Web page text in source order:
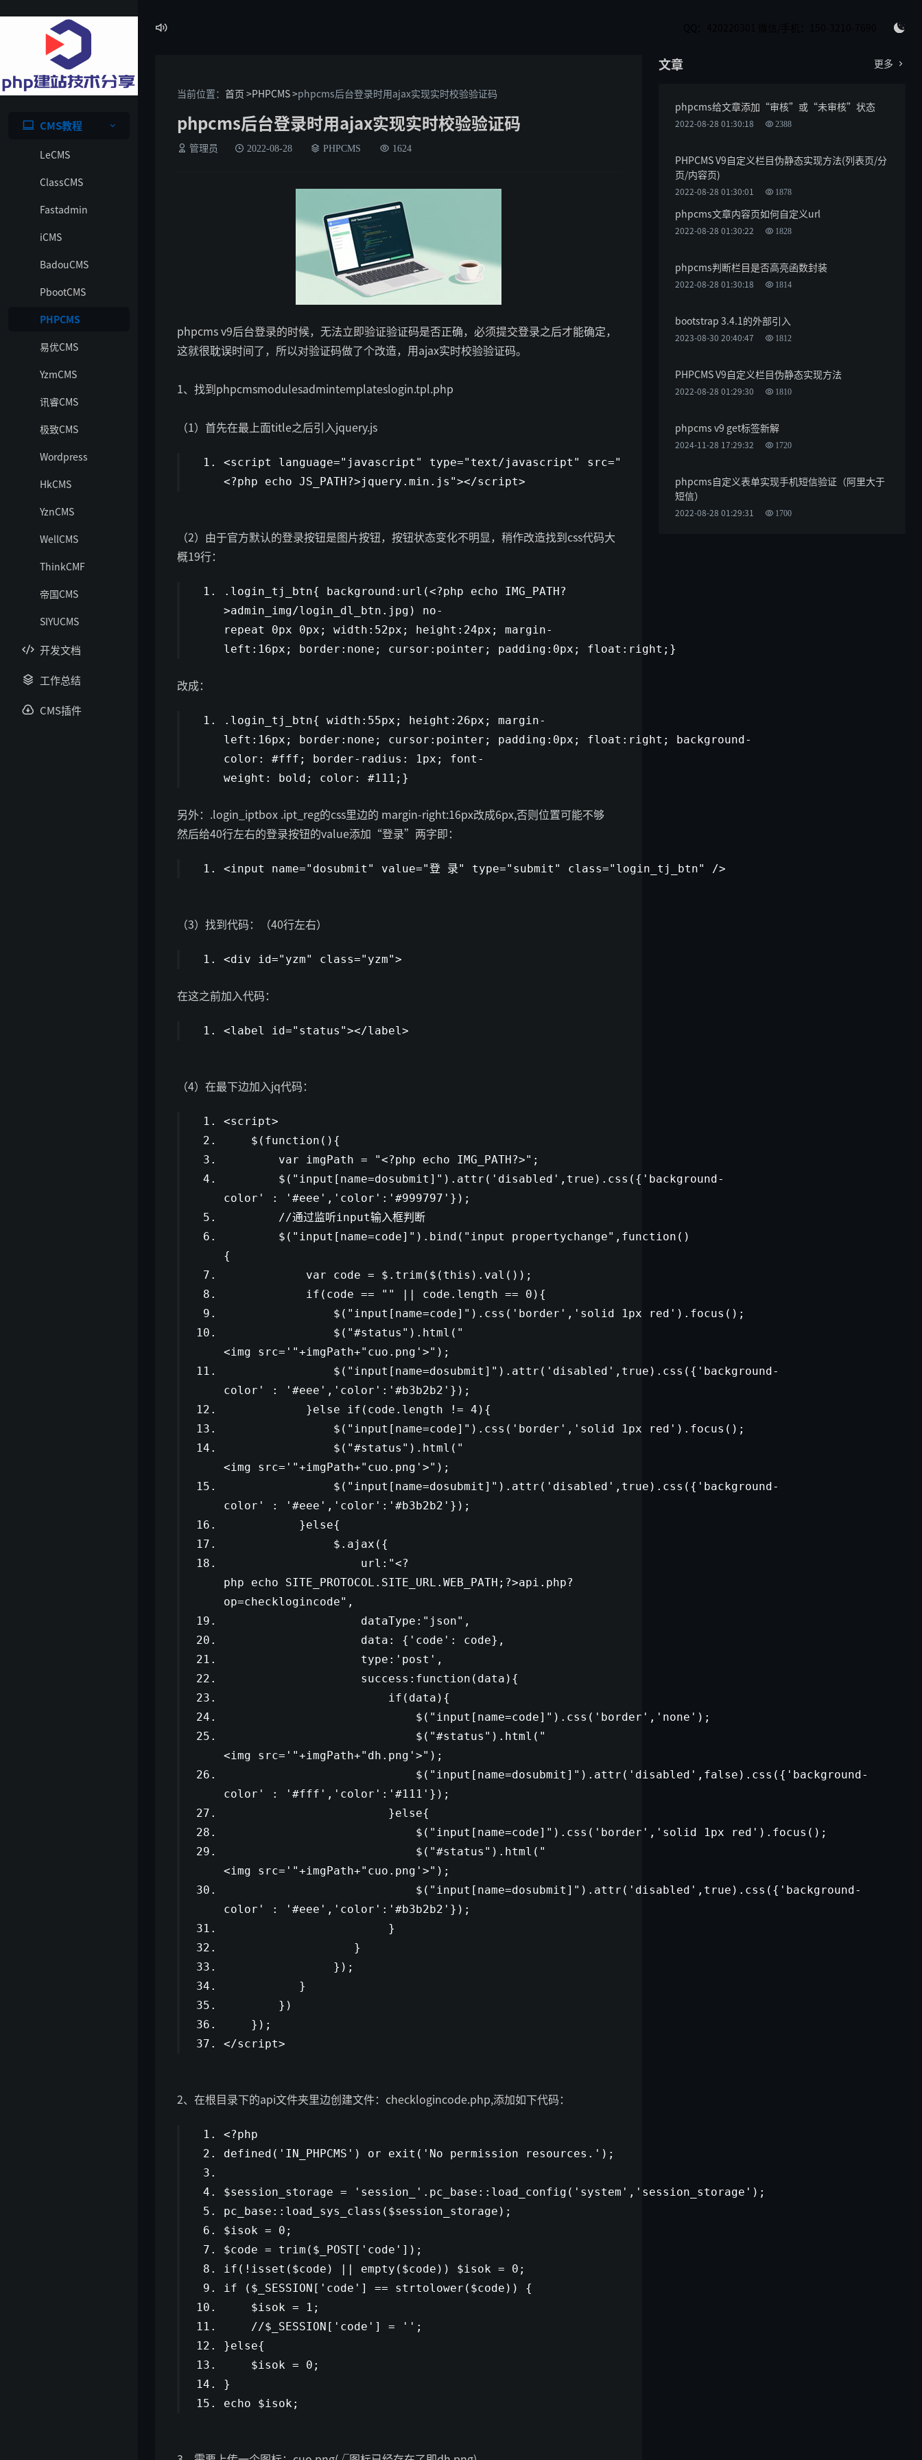
CMS教程
LeCMS
ClassCMS
Fastadmin
iCMS
BadouCMS
PbootCMS
PHPCMS
易优CMS
YzmCMS
讯睿CMS
极致CMS
Wordpress
HkCMS
YznCMS
WellCMS
ThinkCMF
帝国CMS
SIYUCMS
开发文档
工作总结
CMS插件
 
当前位置： 首页 >PHPCMS >phpcms后台登录时用ajax实现实时校验验证码
phpcms后台登录时用ajax实现实时校验验证码
管理员 2022-08-28 PHPCMS 1624
phpcms v9后台登录的时候，无法立即验证验证码是否正确，必须提交登录之后才能确定，
这就很耽误时间了，所以对验证码做了个改造，用ajax实时校验验证码。
1、找到phpcmsmodulesadmintemplateslogin.tpl.php
（1）首先在最上面title之后引入jquery.js
<script language="javascript" type="text/javascript" src="
<?php echo JS_PATH?>jquery.min.js"></script>
（2）由于官方默认的登录按钮是图片按钮，按钮状态变化不明显，稍作改造找到css代码大
概19行：
.login_tj_btn{ background:url(<?php echo IMG_PATH?
>admin_img/login_dl_btn.jpg) no-
repeat 0px 0px; width:52px; height:24px; margin-
left:16px; border:none; cursor:pointer; padding:0px; float :right;}
改成：
.login_tj_btn{ width:55px; height:26px; margin-
left:16px; border:none; cursor:pointer; padding:0px; float :right; background-
color: #fff; border-radius: 1px; font-
weight: bold; color: #111;}
另外：.login_iptbox .ipt_reg的css里边的 margin-right:16px改成6px,否则位置可能不够
然后给40行左右的登录按钮的value添加“登录”两字即：
<input name="dosubmit" value="登 录" type="submit" class="login_tj_btn" />
（3）找到代码：（40行左右）
<div id="yzm" class="yzm">
在这之前加入代码：
<label id="status"></label>
（4）在最下边加入jq代码：
<script>
$( function (){
var imgPath = "<?php echo IMG_PATH?>" ;
$( "input[name=dosubmit]" ).attr( 'disabled' , true ).css({ 'background-
color'
: '#eee' , 'color' : '#999797' });
//通过监听input输入框判断
$( "input[name=code]" ).bind( "input propertychange" , function ()
{
var code = $.trim($( this ).val());
if (code == ""
|| code.length == 0){
$( "input[name=code]" ).css( 'border' , 'solid 1px red' ).focus();
$( "#status" ).html( "
<img src='"+imgPath+"cuo.png'>" );
$( "input[name=dosubmit]" ).attr( 'disabled' , true ).css({ 'background-
color'
: '#eee' , 'color' : '#b3b2b2' });
}else if (code.length != 4){
$( "input[name=code]" ).css( 'border' , 'solid 1px red' ).focus();
$( "#status" ).html( "
<img src='"+imgPath+"cuo.png'>" );
$( "input[name=dosubmit]" ).attr( 'disabled' , true ).css({ 'background-
color'
: '#eee' , 'color' : '#b3b2b2' });
}else{
$.ajax({
url: "<?
php echo SITE_PROTOCOL.SITE_URL.WEB_PATH;?>api.php?
op=checklogincode" ,
dataType: "json" ,
data: { 'code' : code},
type: 'post' ,
success: function (data){
if (data){
$( "input[name=code]" ).css( 'border' , 'none' );
$( "#status" ).html( "
<img src='"+imgPath+"dh.png'>" );
$( "input[name=dosubmit]" ).attr( 'disabled' , false ).css({ 'background-
color'
: '#fff' , 'color' : '#111' });
}else{
$( "input[name=code]" ).css( 'border' , 'solid 1px red' ).focus();
$( "#status" ).html( "
<img src='"+imgPath+"cuo.png'>" );
$( "input[name=dosubmit]" ).attr( 'disabled' , true ).css({ 'background-
color'
: '#eee' , 'color' : '#b3b2b2' });
}
}
});
}
})
});
</script>
2、在根目录下的api文件夹里边创建文件：checklogincode.php,添加如下代码：
<?php
defined( 'IN_PHPCMS' ) or exit( 'No permission resources.' );
$session_storage = 'session_' .pc_base::load_config( 'system' , 'session_storage' );
pc_base::load_sys_class($session_storage);
$isok = 0;
$code = trim($_POST[ 'code' ]);
if (!isset($code) || empty($code)) $isok = 0;
if ($_SESSION[ 'code' ] == strtolower($code)) {
$isok = 1;
//$_SESSION['code'] = '';
}else{
$isok = 0;
}
echo $isok;
文章 更多 
phpcms给文章添加“审核”或“未审核”状态
2022-08-28 01:30:18 2388
PHPCMS V9自定义栏目伪静态实现方法(列表页/分
页/内容页)
2022-08-28 01:30:01 1878
phpcms文章内容页如何自定义url
2022-08-28 01:30:22 1828
phpcms判断栏目是否高亮函数封装
2022-08-28 01:30:18 1814
bootstrap 3.4.1的外部引入
2023-08-30 20:40:47 1812
PHPCMS V9自定义栏目伪静态实现方法
2022-08-28 01:29:30 1810
phpcms v9 get标签新解
2024-11-28 17:29:32 1720
phpcms自定义表单实现手机短信验证（阿里大于
短信）
2022-08-28 01:29:31 1700